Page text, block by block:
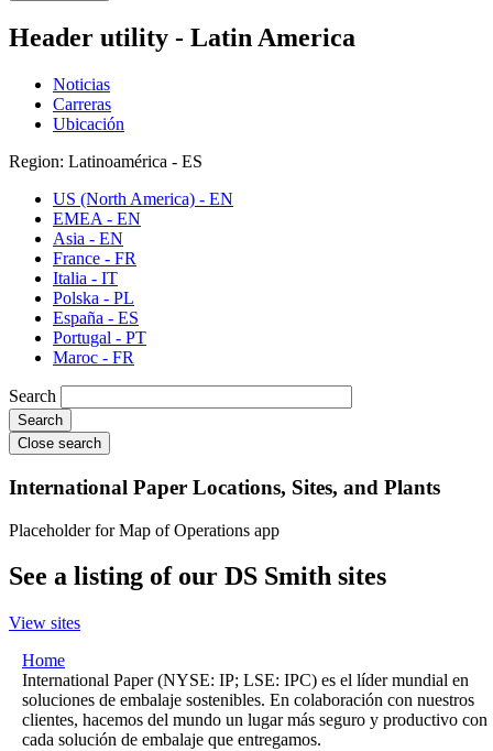
Header utility - Latin America
Noticias
Carreras
Ubicación
Region: Latinoamérica - ES
US (North America) - EN
EMEA - EN
Asia - EN
France - FR
Italia - IT
Polska - PL
España - ES
Portugal - PT
Maroc - FR
Search
Close search
International Paper Locations, Sites, and Plants
Placeholder for Map of Operations app
See a listing of our DS Smith sites
View sites
Home
International Paper (NYSE: IP; LSE: IPC) es el líder mundial en
soluciones de embalaje sostenibles. En colaboración con nuestros
clientes, hacemos del mundo un lugar más seguro y productivo con
cada solución de embalaje que entregamos.